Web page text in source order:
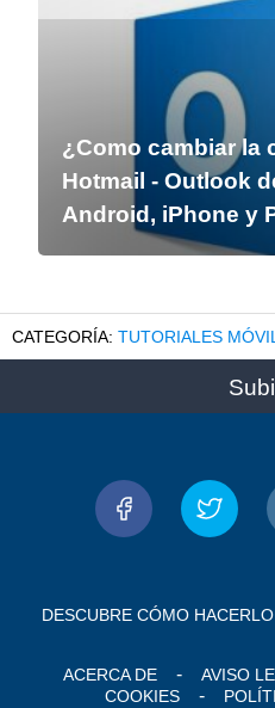
¿Como cambiar la
Hotmail - Outlook
Android, iPhone y
TUTORIALES
DESCUBRE CÓMO HACERLO
ACERCA DE AVISO
COOKIES